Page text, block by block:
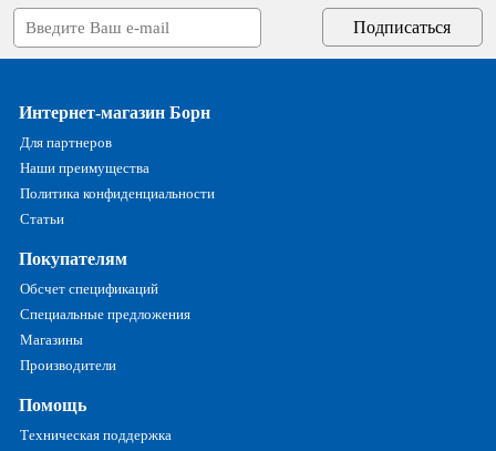
Интернет-магазин Борн
Для партнеров
Наши преимущества
Политика конфиденциальности
Статьи
Покупателям
Обсчет спецификаций
Специальные предложения
Магазины
Производители
Помощь
Техническая поддержка